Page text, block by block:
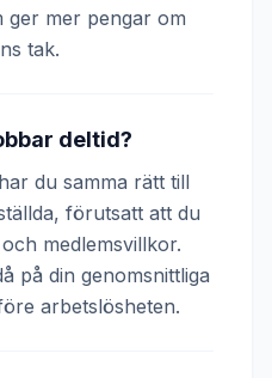
ger mer pengar om
tak.
deltid?
du samma rätt till
förutsatt att du
medlemsvillkor.
på din genomsnittliga
arbetslösheten.